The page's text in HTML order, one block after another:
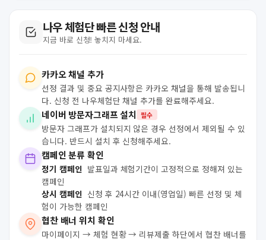
나우 체험단 빠른 신청 안내
지금 바로 신청! 놓치지 마세요.
카카오 채널 추가
선정 결과 및 중요 공지사항은 카카오 채널을 통해 발송됩니
다. 신청 전 나우체험단 채널 추가를 완료해주세요.
네이버 방문자그래프 설치 필수
방문자 그래프가 설치되지 않은 경우 선정에서 제외될 수 있
습니다. 반드시 설치 후 신청해주세요.
캠페인 분류 확인
정기 캠페인 발표일과 체험기간이 고정적으로 정해져 있는
캠페인
상시 캠페인 신청 후 24시간 이내(영업일) 빠른 선정 및 체
험이 가능한 캠페인
협찬 배너 위치 확인
마이페이지 → 체험 현황 → 리뷰제출 하단에서 협찬 배너를